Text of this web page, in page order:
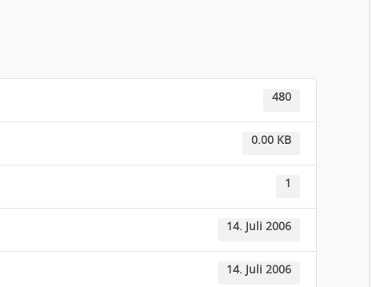
480
0.00 KB
1
14. Juli 2006
14. Juli 2006